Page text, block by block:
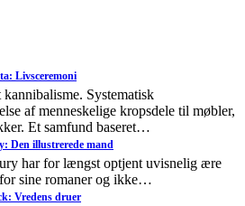
Livsceremoni
kannibalisme. Systematisk
af menneskelige kropsdele til møbler,
Et samfund baseret…
Den illustrerede mand
har for længst optjent uvisnelig ære
sine romaner og ikke…
Vredens druer